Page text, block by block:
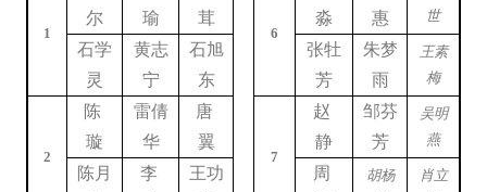
1
尔
瑜
茸
6
淼
惠
世
石学
灵
黄志
宁
石旭
东
张牡
芳
朱梦
雨
王素
梅
2
陈
璇
雷倩
华
唐
翼
7
赵
静
邹芬
芳
吴明
燕
陈月
李
王功
周
胡杨
肖立